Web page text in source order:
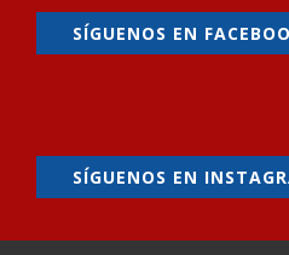
SÍGUENOS EN
SÍGUENOS EN